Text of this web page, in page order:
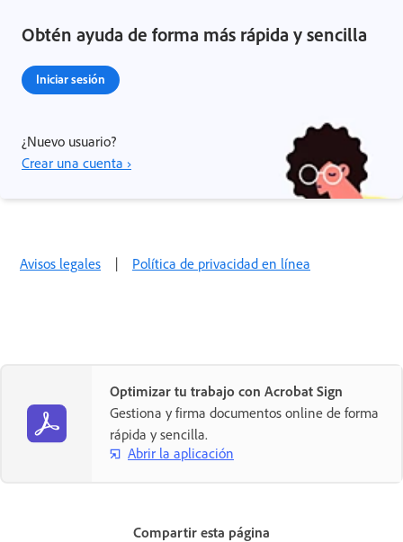
Obtén ayuda de forma más rápida y sencilla
Iniciar sesión
¿Nuevo usuario?
Crear una cuenta ›
Avisos legales | Política de privacidad en línea
Optimizar tu trabajo con Acrobat Sign
Gestiona y firma documentos online de forma
rápida y sencilla.
Abrir la aplicación
Compartir esta página